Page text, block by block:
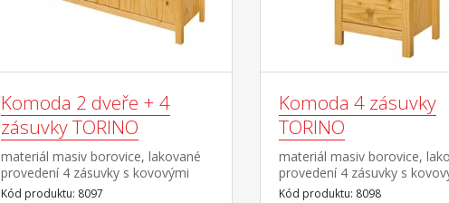
Komoda 2 dveře + 4
zásuvky TORINO
materiál masiv borovice, lakované
provedení 4 zásuvky s kovovými
pojezdy, 2 plné dveře, 1 police
Kód produktu: 8097
Komoda 4 zásuvky
TORINO
materiál masiv borovice,
provedení 4 zásuvky s
pojezdy
Kód produktu: 8098